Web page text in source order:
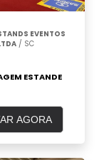
EVENTOS
/ SC
ESTANDE
AGORA